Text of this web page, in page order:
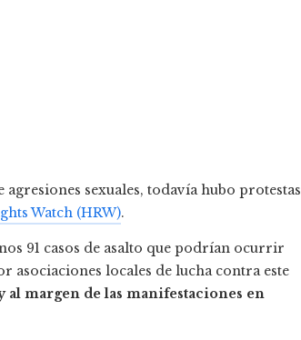
sexuales, todavía hubo protestas
Watch (HRW).
91 casos de asalto que podrían ocurrir
asociaciones locales de lucha contra este
margen de las manifestaciones en